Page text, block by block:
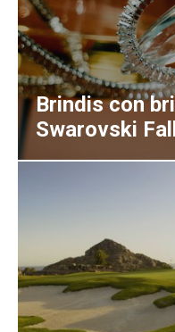
Brindis con
Swarovski